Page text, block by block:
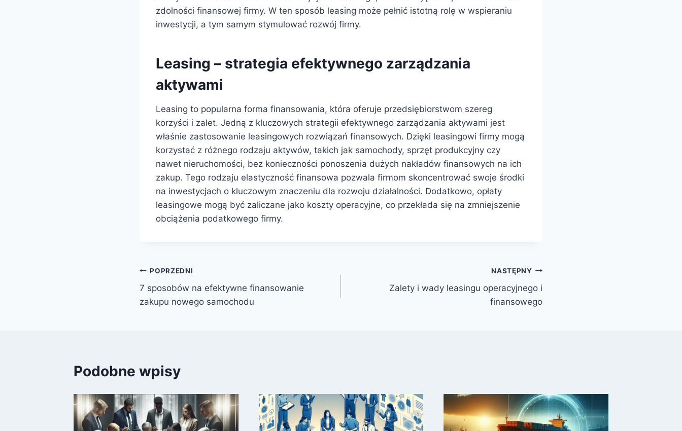
zdolności finansowej firmy. W ten sposób leasing może pełnić istotną rolę w wspieraniu
inwestycji, a tym samym stymulować rozwój firmy.
Leasing – strategia efektywnego zarządzania
aktywami
Leasing to popularna forma finansowania, która oferuje przedsiębiorstwom szereg
korzyści i zalet. Jedną z kluczowych strategii efektywnego zarządzania aktywami jest
właśnie zastosowanie leasingowych rozwiązań finansowych. Dzięki leasingowi firmy mogą
korzystać z różnego rodzaju aktywów, takich jak samochody, sprzęt produkcyjny czy
nawet nieruchomości, bez konieczności ponoszenia dużych nakładów finansowych na ich
zakup. Tego rodzaju elastyczność finansowa pozwala firmom skoncentrować swoje środki
na inwestycjach o kluczowym znaczeniu dla rozwoju działalności. Dodatkowo, opłaty
leasingowe mogą być zaliczane jako koszty operacyjne, co przekłada się na zmniejszenie
obciążenia podatkowego firmy.
Nawigacja
wpisu
POPRZEDNI
7 sposobów na efektywne finansowanie
zakupu nowego samochodu
NASTĘPNY
Zalety i wady leasingu operacyjnego i
finansowego
Podobne wpisy